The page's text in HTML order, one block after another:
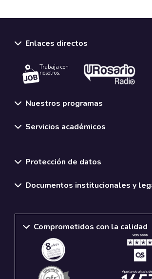
Enlaces directos
Trabaja con
nosotros.
Nuestros programas
Servicios académicos
Protección de datos
Documentos institucionales y
Comprometidos con la calidad